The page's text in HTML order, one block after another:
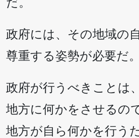
政府には、その地域の
尊重する姿勢が必要だ。
政府が行うべきことは、
地方に何かをさせるの
地方が自ら何かを行う